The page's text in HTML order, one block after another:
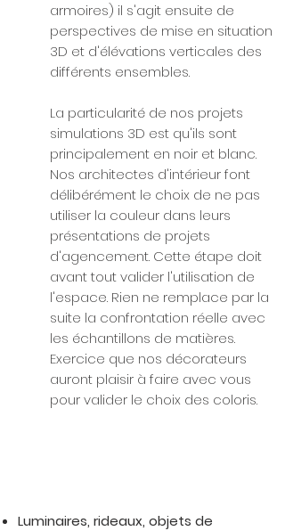
armoires) il s'agit ensuite de
perspectives de mise en situation
3D et d'élévations verticales des
différents ensembles.
La particularité de nos projets
simulations 3D est qu'ils sont
principalement en noir et blanc.
Nos architectes d'intérieur font
délibérément le choix de ne pas
utiliser la couleur dans leurs
présentations de projets
d'agencement. Cette étape doit
avant tout valider l'utilisation de
l'espace. Rien ne remplace par la
suite la confrontation réelle avec
les échantillons de matières.
Exercice que nos décorateurs
auront plaisir à faire avec vous
pour valider le choix des coloris.
Luminaires, rideaux, objets de